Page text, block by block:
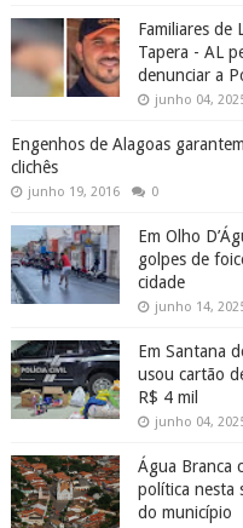
Familiares de
Tapera - AL
denunciar a
junho 04,
Engenhos de Alagoas
clichês
junho 19, 2016 0
Em Olho
golpes de
cidade
junho 14,
Em Santana
usou cartão
R$ 4 mil
junho 04,
Água Branca
política nesta
do município